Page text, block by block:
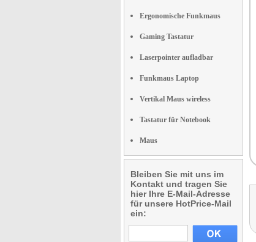
Ergonomische Funkmaus
Gaming Tastatur
Laserpointer aufladbar
Funkmaus Laptop
Vertikal Maus wireless
Tastatur für Notebook
Maus
Bleiben Sie mit uns im
Kontakt und tragen Sie
hier Ihre E-Mail-Adresse
für unsere HotPrice-Mail
ein: